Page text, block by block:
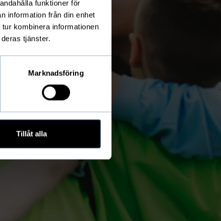
funktioner för
information från din enhet
kombinera informationen
tjänster.
Marknadsföring
Tillåt alla